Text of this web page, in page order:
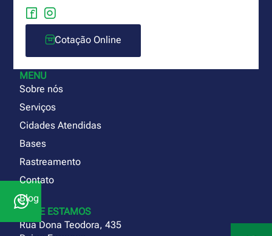
Cotação Online
MENU
Sobre nós
Serviços
Cidades Atendidas
Bases
Rastreamento
Contato
Blog
ONDE ESTAMOS
Rua Dona Teodora, 435